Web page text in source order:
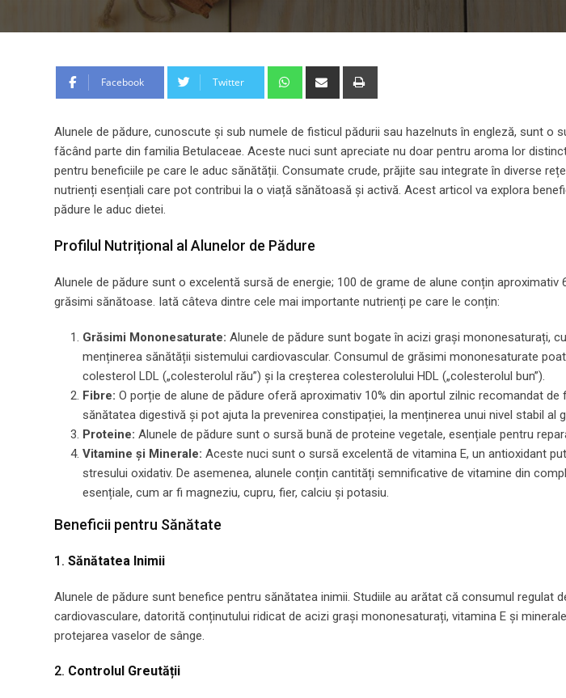
Facebook Twitter WhatsappShare
Alunele de pădure, cunoscute și sub numele de fisticul pădurii sau hazelnuts în engleză, sunt o
făcând parte din familia Betulaceae. Aceste nuci sunt apreciate nu doar pentru aroma lor
pentru beneficiile pe care le aduc sănătății. Consumate crude, prăjite sau integrate în diverse
nutrienți esențiali care pot contribui la o viață sănătoasă și activă. Acest articol va explora
pădure le aduc dietei.
Profilul Nutrițional al Alunelor de Pădure
Alunele de pădure sunt o excelentă sursă de energie; 100 de grame de alune conțin aproximativ
grăsimi sănătoase. Iată câteva dintre cele mai importante nutrienți pe care le conțin:
Grăsimi Mononesaturate: Alunele de pădure sunt bogate în acizi grași mononesaturați,
menținerea sănătății sistemului cardiovascular. Consumul de grăsimi mononesaturate
colesterol LDL („colesterolul rău”) și la creșterea colesterolului HDL („colesterolul bun”).
Fibre: O porție de alune de pădure oferă aproximativ 10% din aportul zilnic recomandat de
sănătatea digestivă și pot ajuta la prevenirea constipației, la menținerea unui nivel stabil al
Proteine: Alunele de pădure sunt o sursă bună de proteine vegetale, esențiale pentru
Vitamine și Minerale: Aceste nuci sunt o sursă excelentă de vitamina E, un antioxidant
stresului oxidativ. De asemenea, alunele conțin cantități semnificative de vitamine din
esențiale, cum ar fi magneziu, cupru, fier, calciu și potasiu.
Beneficii pentru Sănătate
1. Sănătatea Inimii
Alunele de pădure sunt benefice pentru sănătatea inimii. Studiile au arătat că consumul regulat
cardiovasculare, datorită conținutului ridicat de acizi grași mononesaturați, vitamina E și
protejarea vaselor de sânge.
2. Controlul Greutății